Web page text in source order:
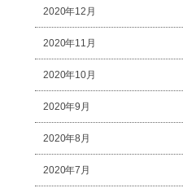
2020年12月
2020年11月
2020年10月
2020年9月
2020年8月
2020年7月